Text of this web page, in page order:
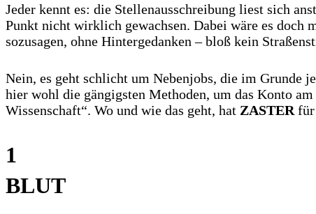
Jeder kennt es: die Stellenausschreibung liest sich
Punkt nicht wirklich gewachsen. Dabei wäre es doch
sozusagen, ohne Hintergedanken – bloß kein
Nein, es geht schlicht um Nebenjobs, die im Grunde
hier wohl die gängigsten Methoden, um das Konto
Wissenschaft“. Wo und wie das geht, hat ZASTERfür
1
BLUT